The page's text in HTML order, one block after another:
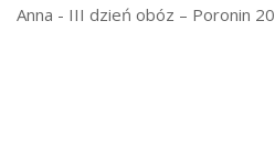
Anna - III dzień obóz – Poronin